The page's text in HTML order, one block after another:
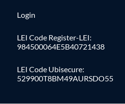
Login
LEI Code Register-LEI:
984500064E5B40721438
LEI Code Ubisecure:
529900T8BM49AURSDO55